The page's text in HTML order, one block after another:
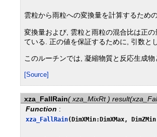
雲粒から雨粒への変換量を計算するため
変換量および, 雲粒と雨粒の混合比は正
ている. 正の値を保証するために, 引数と
このルーチンでは, 凝縮物質と反応生成
[Source]
xza_FallRain( xza_MixRt )
Function :
xza_FallRain(DimXMin:DimXMax,